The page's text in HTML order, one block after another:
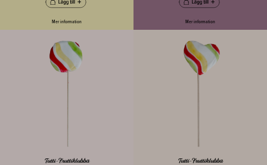
Mer information Mer information
Tutti-Fruttiklubba Tutti-Fruttiklubba